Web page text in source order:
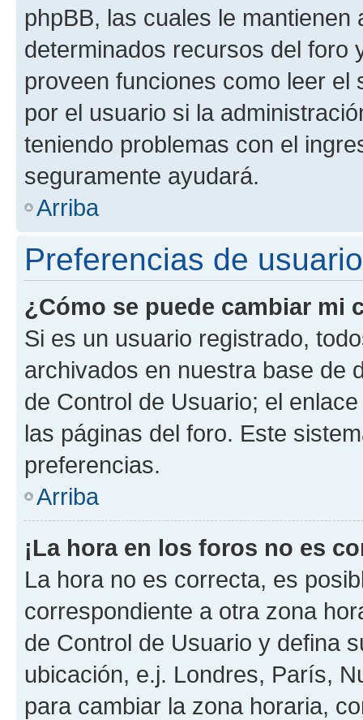
phpBB, las cuales le
determinados recursos del foro
proveen funciones como leer el
por el usuario si la
teniendo problemas con el
seguramente ayudará.
Arriba
Preferencias de
¿Cómo se puede cambiar mi
Si es un usuario registrado,
archivados en nuestra base de
de Control de Usuario; el
las páginas del foro. Este
preferencias.
Arriba
¡La hora en los foros no es
La hora no es correcta, es
correspondiente a otra zona
de Control de Usuario y defina
ubicación, e.j. Londres, París,
para cambiar la zona horaria,